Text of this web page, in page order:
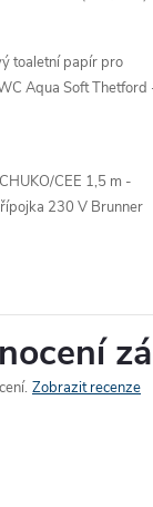
toaletní papír pro
Aqua Soft Thetford
CEE 1,5 m -
230 V Brunner
Zobrazit recenze